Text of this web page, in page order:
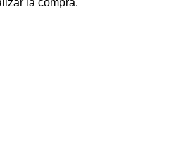
la compra.